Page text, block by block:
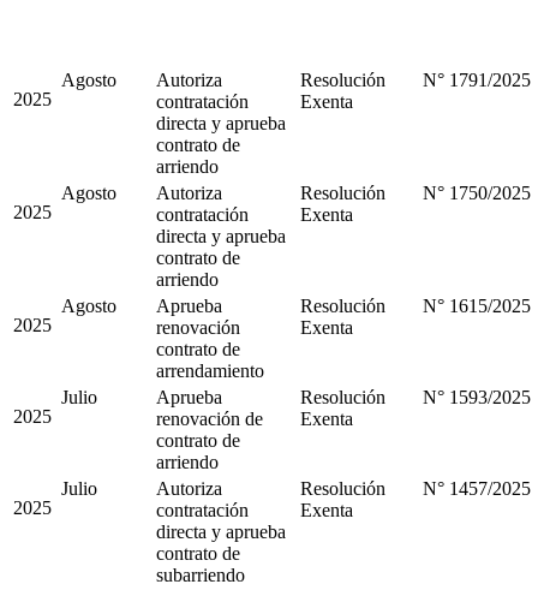
2025
Agosto
Autoriza
contratación
directa y aprueba
contrato de
arriendo
Resolución
Exenta
N° 1791/2025
2025
Agosto
Autoriza
contratación
directa y aprueba
contrato de
arriendo
Resolución
Exenta
N° 1750/2025
2025
Agosto
Aprueba
renovación
contrato de
arrendamiento
Resolución
Exenta
N° 1615/2025
2025
Julio
Aprueba
renovación de
contrato de
arriendo
Resolución
Exenta
N° 1593/2025
2025
Julio
Autoriza
contratación
directa y aprueba
contrato de
subarriendo
Resolución
Exenta
N° 1457/2025